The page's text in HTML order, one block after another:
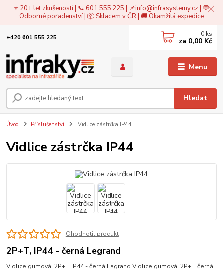
⭐ 20+ let zkušeností | 📞 601 555 225 | 📌info@infrasystemy.cz| 💬
Odborné poradenství | 📦 Skladem v ČR | 🚚 Okamžitá expedice
Menu
Hledat
+420 601 555 225 0 ks
za 0,00 Kč
Úvod Příslušenství Vidlice zástrčka IP44
Vidlice zástrčka IP44
Ohodnotit produkt
2P+T, IP44 - černá Legrand
Vidlice gumová, 2P+T, IP44 - černá Legrand Vidlice gumová, 2P+T, černá,